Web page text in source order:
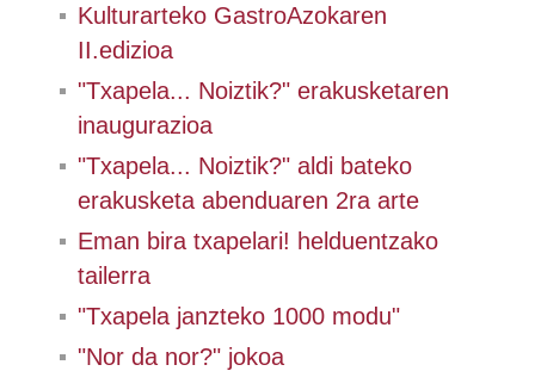
Kulturarteko GastroAzokaren
II.edizioa
"Txapela... Noiztik?" erakusketaren
inaugurazioa
"Txapela... Noiztik?" aldi bateko
erakusketa abenduaren 2ra arte
Eman bira txapelari! helduentzako
tailerra
"Txapela janzteko 1000 modu"
"Nor da nor?" jokoa